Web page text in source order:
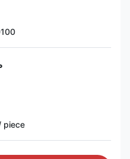
piece